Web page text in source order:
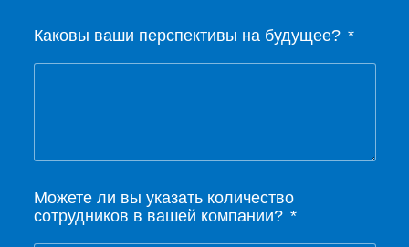
Каковы ваши перспективы на будущее?
Можете ли вы указать количество
сотрудников в вашей компании?